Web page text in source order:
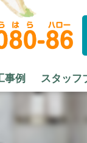
事例 スタッフ